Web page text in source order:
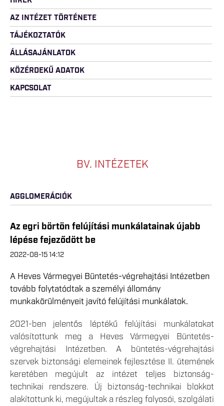
AZ INTÉZET TÖRTÉNETE
TÁJÉKOZTATÓK
ÁLLÁSAJÁNLATOK
KÖZÉRDEKŰ ADATOK
KAPCSOLAT
BV. INTÉZETEK
AGGLOMERÁCIÓK
Az egri börtön felújítási munkálatainak újabb
lépése fejeződött be
2022-08-15 14:12
A Heves Vármegyei Büntetés-végrehajtási Intézetben
tovább folytatódtak a személyi állomány
munkakörülményeit javító felújítási munkálatok.
2021-ben jelentős léptékű felújítási munkálatokat
valósítottunk meg a Heves Vármegyei Büntetés-
végrehajtási Intézetben. A büntetés-végrehajtási
szervek biztonsági elemeinek fejlesztése II. ütemének
keretében megújult az intézet teljes biztonság-
technikai rendszere. Új biztonság-technikai blokkot
alakítottunk ki, megújultak a részleg folyosói, szolgálati